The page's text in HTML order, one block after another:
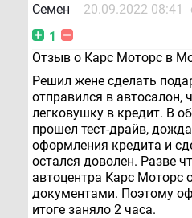
Семен 20.09.2022 08:41
1
Отзыв о Карс Моторс в
Решил жене сделать
отправился в автосалон,
легковушку в кредит. В
прошел тест-драйв,
оформления кредита и
остался доволен. Разве
автоцентра Карс Моторс
документами. Поэтому
итоге заняло 2 часа.